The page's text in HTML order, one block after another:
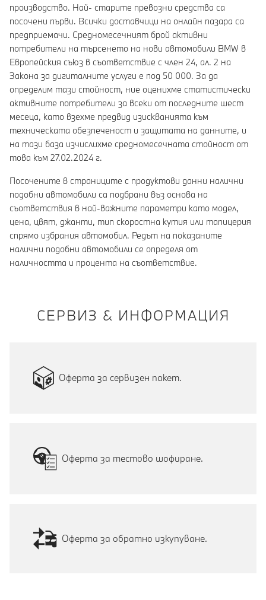
производство. Най- старите превозни средства са
посочени първи. Всички доставчици на онлайн пазара са
предприемачи. Средномесечният брой активни
потребители на търсенето на нови автомобили BMW в
Европейския съюз в съответствие с член 24, ал. 2 на
Закона за дигиталните услуги е под 50 000. За да
определим тази стойност, ние оценихме статистически
активните потребители за всеки от последните шест
месеца, като взехме предвид изискванията към
техническата обезпеченост и защитата на данните, и
на тази база изчислихме средномесечната стойност от
това към 27.02.2024 г.
Посочените в страниците с продуктови данни налични
подобни автомобили са подбрани въз основа на
съответствия в най-важните параметри като модел,
цена, цвят, джанти, тип скоростна кутия или тапицерия
спрямо избрания автомобил. Редът на показаните
налични подобни автомобили се определя от
наличността и процента на съответствие.
СЕРВИЗ & ИНФОРМАЦИЯ
Оферта за сервизен пакет.
Оферта за тестово шофиране.
Оферта за обратно изкупуване.